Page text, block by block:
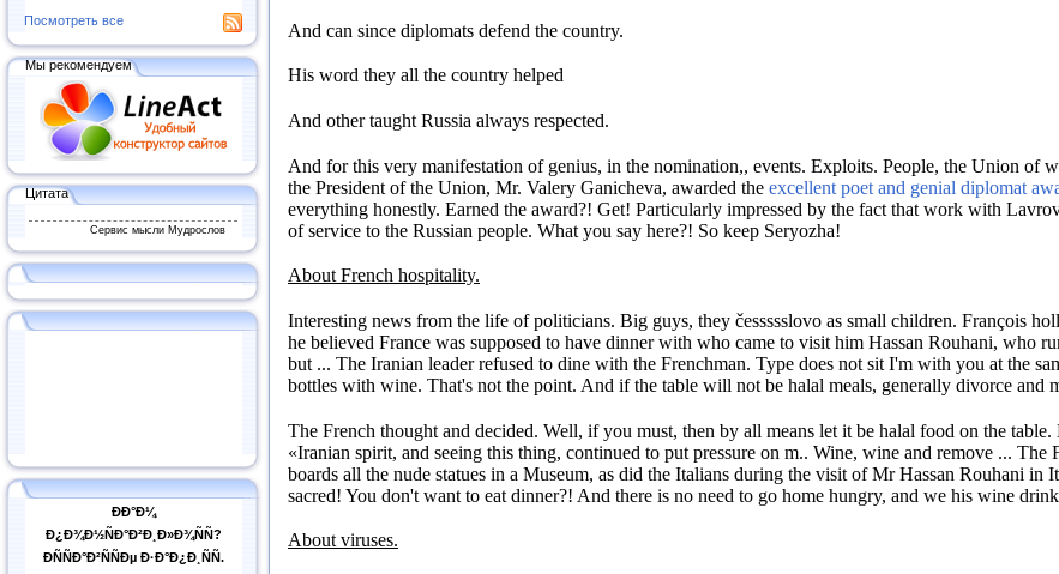
Посмотреть все
Мы рекомендуем
Цитата
Сервис мысли Мудрослов
ÐÐ°Ð¼
Ð¿Ð¾Ð½ÑÐ°Ð²Ð¸Ð»Ð¾ÑÑ?
ÐÑÑÐ°Ð²ÑÑÐµ Ð·Ð°Ð¿Ð¸ÑÑ.
And can since diplomats defend the country.
His word they all the country helped
And other taught Russia always respected.
And for this very manifestation of genius, in the nomination,, events. Exploits. People, the Union of
the President of the Union, Mr. Valery Ganicheva, awarded the excellent poet and genial diplomat
everything honestly. Earned the award?! Get! Particularly impressed by the fact that work with
of service to the Russian people. What you say here?! So keep Seryozha!
About French hospitality.
Interesting news from the life of politicians. Big guys, they čessssslovo as small children. François
he believed France was supposed to have dinner with who came to visit him Hassan Rouhani, who
but ... The Iranian leader refused to dine with the Frenchman. Type does not sit I'm with you at the
bottles with wine. That's not the point. And if the table will not be halal meals, generally divorce and
The French thought and decided. Well, if you must, then by all means let it be halal food on the table.
«Iranian spirit, and seeing this thing, continued to put pressure on m.. Wine, wine and remove ... The
boards all the nude statues in a Museum, as did the Italians during the visit of Mr Hassan Rouhani in
sacred! You don't want to eat dinner?! And there is no need to go home hungry, and we his wine
About viruses.